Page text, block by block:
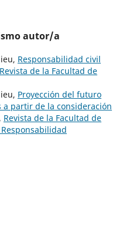
autor/a
Responsabilidad civil
Revista de la Facultad de
Proyección del futuro
partir de la consideración
, Revista de la Facultad de